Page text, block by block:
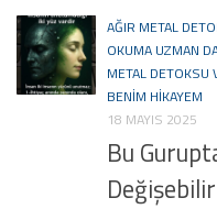
AĞIR METAL
OKUMA UZMAN
METAL DETOKSU
BENIM HIKAYEM
18 MAYIS 2025
Bu
Değişebilir